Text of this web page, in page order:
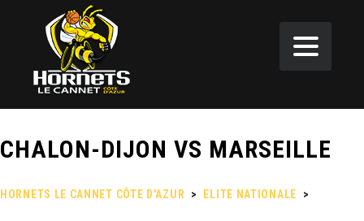
CHALON-DIJON VS MARSEILLE
HORNETS LE CANNET CÔTE D'AZUR > ELITE NATIONALE >